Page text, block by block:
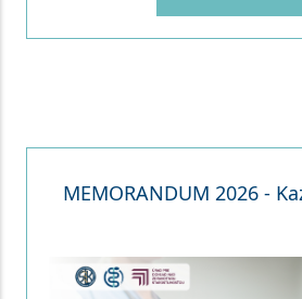
MEMORANDUM 2026 -